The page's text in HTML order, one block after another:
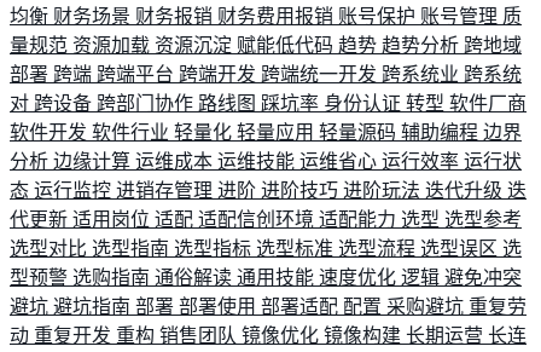
均衡 财务场景 财务报销 财务费用报销 账号保护 账号管理 质
量规范 资源加载 资源沉淀 赋能低代码 趋势 趋势分析 跨地域
部署 跨端 跨端平台 跨端开发 跨端统一开发 跨系统业 跨系统
对 跨设备 跨部门协作 路线图 踩坑率 身份认证 转型 软件厂商
软件开发 软件行业 轻量化 轻量应用 轻量源码 辅助编程 边界
分析 边缘计算 运维成本 运维技能 运维省心 运行效率 运行状
态 运行监控 进销存管理 进阶 进阶技巧 进阶玩法 迭代升级 迭
代更新 适用岗位 适配 适配信创环境 适配能力 选型 选型参考
选型对比 选型指南 选型指标 选型标准 选型流程 选型误区 选
型预警 选购指南 通俗解读 通用技能 速度优化 逻辑 避免冲突
避坑 避坑指南 部署 部署使用 部署适配 配置 采购避坑 重复劳
动 重复开发 重构 销售团队 镜像优化 镜像构建 长期运营 长连